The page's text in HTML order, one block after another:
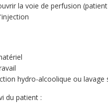
la voie de perfusion
hydro-alcoolique ou lavage
du patient :